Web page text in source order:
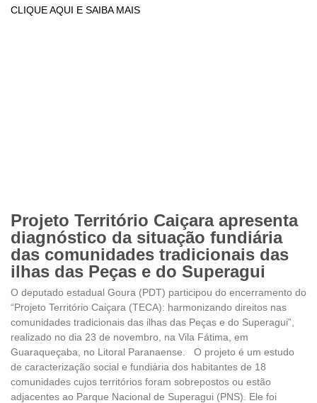
CLIQUE AQUI E SAIBA MAIS
Projeto Território Caiçara apresenta
diagnóstico da situação fundiária
das comunidades tradicionais das
ilhas das Peças e do Superagui
O deputado estadual Goura (PDT) participou do encerramento do
“Projeto Território Caiçara (TECA): harmonizando direitos nas
comunidades tradicionais das ilhas das Peças e do Superagui”,
realizado no dia 23 de novembro, na Vila Fátima, em
Guaraqueçaba, no Litoral Paranaense. O projeto é um estudo
de caracterização social e fundiária dos habitantes de 18
comunidades cujos territórios foram sobrepostos ou estão
adjacentes ao Parque Nacional de Superagui (PNS). Ele foi